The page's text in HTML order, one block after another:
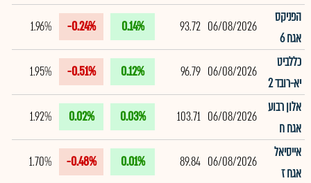
הפניקס
אגח 6
06/08/2026
93.72
0.14%
-0.24%
1.96%
כללביט
יא-רובד 2
06/08/2026
96.79
0.12%
-0.51%
1.95%
אלון רבוע
אגח ח
06/08/2026
103.71
0.03%
0.02%
1.92%
אייסיאל
אגח ז
06/08/2026
89.84
0.01%
-0.48%
1.70%